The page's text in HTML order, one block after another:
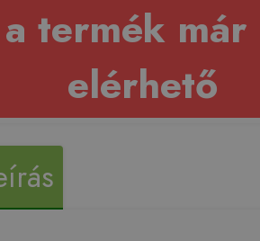
termék már
elérhető